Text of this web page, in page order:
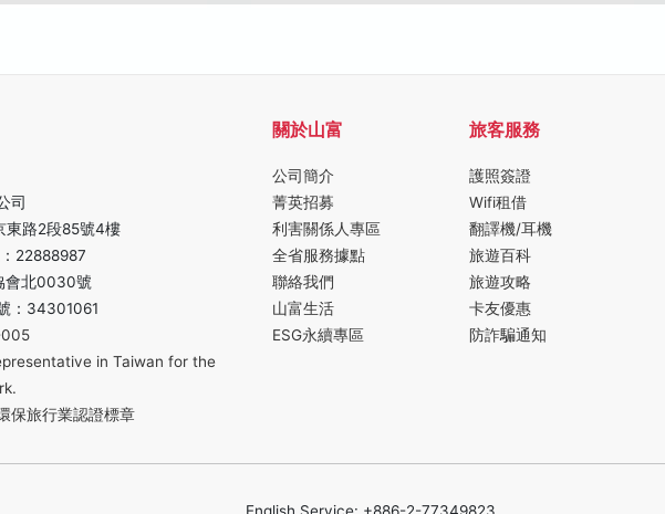
司
東路2段85號4樓
22888987
會北0030號
：34301061
005
in Taiwan for the
保旅行業認證標章
關於山富
公司簡介
菁英招募
利害關係人專區
全省服務據點
聯絡我們
山富生活
ESG永續專區
旅客服務
護照簽證
Wifi租借
翻譯機/耳機
旅遊百科
旅遊攻略
卡友優惠
防詐騙通知